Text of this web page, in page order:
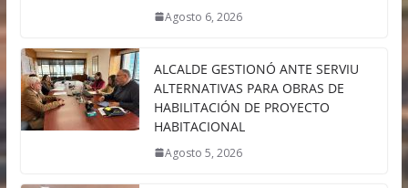
Agosto 6, 2026
ALCALDE GESTIONÓ ANTE SERVIU
ALTERNATIVAS PARA OBRAS DE
HABILITACIÓN DE PROYECTO
HABITACIONAL
Agosto 5, 2026